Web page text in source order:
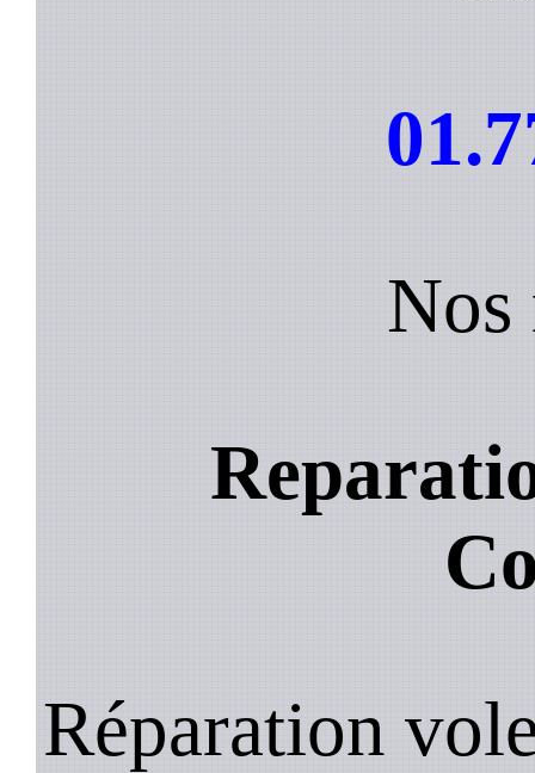
Nos
Réparation